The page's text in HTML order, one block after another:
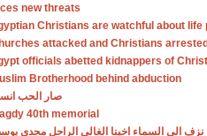
new threats
Christians are watchful about life
attacked and Christians
officials abetted kidnappers of
Brotherhood behind abduction
صار الحب
40th memorial
نزف الي السماء اخينا الغالي الراحل مجدي